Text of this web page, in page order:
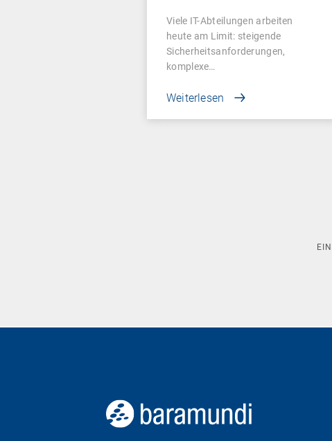
Viele IT-Abteilungen arbeiten
heute am Limit: steigende
Sicherheitsanforderungen,
komplexe…
Weiterlesen